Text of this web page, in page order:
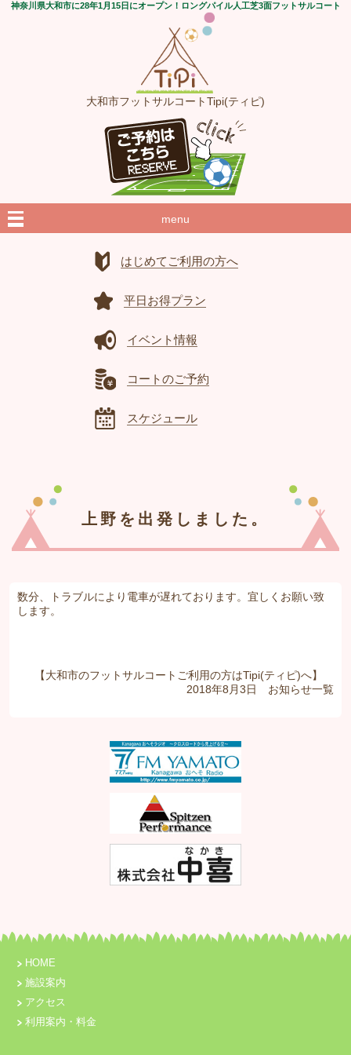
神奈川県大和市に28年1月15日にオープン！ロングパイル人工芝3面フットサルコート
大和市フットサルコートTipi(ティピ)
menu
はじめてご利用の方へ
平日お得プラン
イベント情報
コートのご予約
スケジュール
上野を出発しました。
数分、トラブルにより電車が遅れております。宜しくお願い致
します。
【大和市のフットサルコートご利用の方はTipi(ティピ)へ】
2018年8月3日 お知らせ一覧
HOME
施設案内
アクセス
利用案内・料金